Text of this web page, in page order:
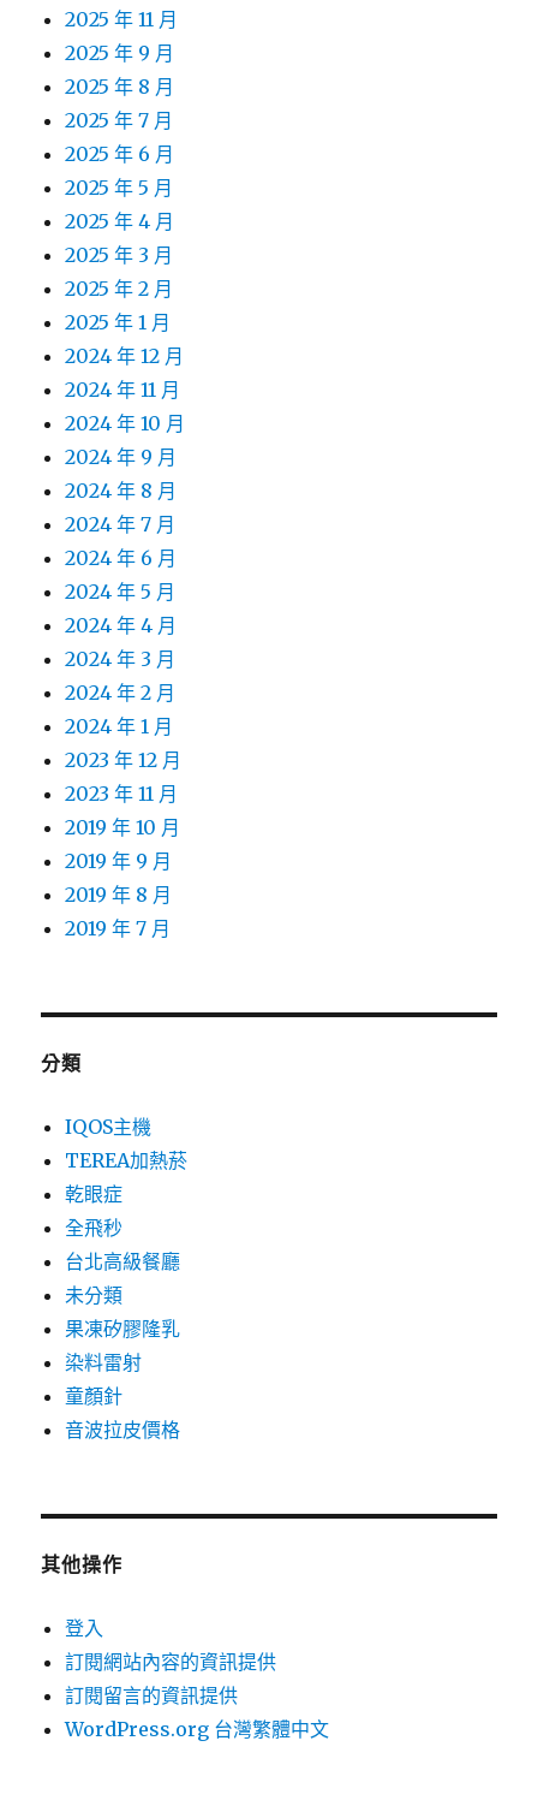
2025 年 11 月
2025 年 9 月
2025 年 8 月
2025 年 7 月
2025 年 6 月
2025 年 5 月
2025 年 4 月
2025 年 3 月
2025 年 2 月
2025 年 1 月
2024 年 12 月
2024 年 11 月
2024 年 10 月
2024 年 9 月
2024 年 8 月
2024 年 7 月
2024 年 6 月
2024 年 5 月
2024 年 4 月
2024 年 3 月
2024 年 2 月
2024 年 1 月
2023 年 12 月
2023 年 11 月
2019 年 10 月
2019 年 9 月
2019 年 8 月
2019 年 7 月
分類
IQOS主機
TEREA加熱菸
乾眼症
全飛秒
台北高級餐廳
未分類
果凍矽膠隆乳
染料雷射
童顏針
音波拉皮價格
其他操作
登入
訂閱網站內容的資訊提供
訂閱留言的資訊提供
WordPress.org 台灣繁體中文